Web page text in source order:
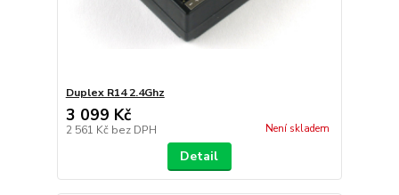
Duplex R14 2.4Ghz
3 099 Kč
2 561 Kč bez DPH Není skladem
Detail